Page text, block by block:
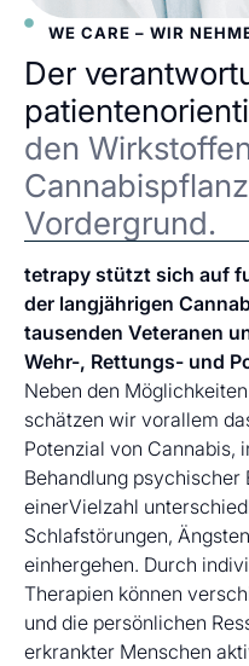
WE CARE – WIR
Der
den
Vordergrund.
tetrapy stützt sich auf
der langjährigen
tausenden Veteranen
Wehr-, Rettungs- und
Neben den
schätzen wir vorallem
Potenzial von Cannabis,
Behandlung psychischer
einerVielzahl
Schlafstörungen,
einhergehen. Durch
Therapien können
und die persönlichen
erkrankter Menschen